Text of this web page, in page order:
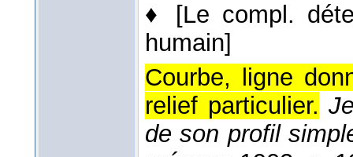
♦
[Le compl.
humain]
Courbe, ligne
relief particulier.
de son profil